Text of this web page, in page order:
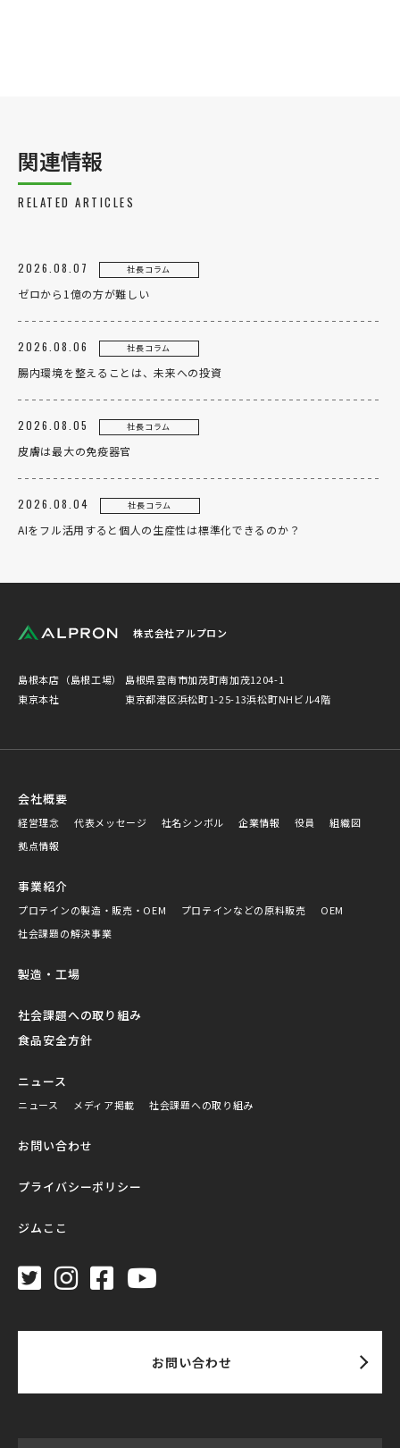
関連情報
RELATED ARTICLES
2026.08.07 社長コラム
ゼロから1億の方が難しい
2026.08.06 社長コラム
腸内環境を整えることは、未来への投資
2026.08.05 社長コラム
皮膚は最大の免疫器官
2026.08.04 社長コラム
AIをフル活用すると個人の生産性は標準化できるのか？
株式会社アルプロン
島根本店（島根工場）
島根県雲南市加茂町南加茂1204-1
東京本社
東京都港区浜松町1-25-13浜松町NHビル4階
会社概要
経営理念 代表メッセージ 社名シンボル 企業情報 役員
組織図
拠点情報
事業紹介
プロテインの製造・販売・OEM プロテインなどの原料販売
OEM
社会課題の解決事業
製造・工場
社会課題への取り組み
食品安全方針
ニュース
ニュース メディア掲載 社会課題への取り組み
お問い合わせ
プライバシーポリシー
ジムここ
お問い合わせ